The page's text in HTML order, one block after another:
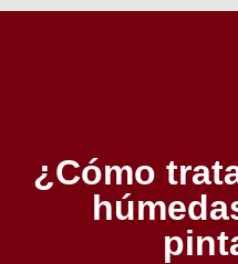
¿Cómo